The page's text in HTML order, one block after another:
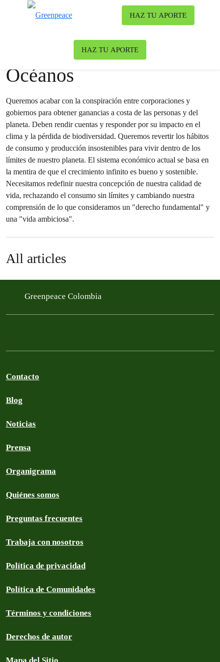
HAZ TU APORTE
HAZ TU APORTE
Océanos
Queremos acabar con la conspiración entre corporaciones y
gobiernos para obtener ganancias a costa de las personas y del
planeta. Deben rendir cuentas y responder por su impacto en el
clima y la pérdida de biodiversidad. Queremos revertir los hábitos
de consumo y producción insostenibles para vivir dentro de los
límites de nuestro planeta. El sistema económico actual se basa en
la mentira de que el crecimiento infinito es bueno y sostenible.
Necesitamos redefinir nuestra concepción de nuestra calidad de
vida, rechazando el consumo sin límites y cambiando nuestra
comprensión de lo que consideramos un "derecho fundamental" y
una "vida ambiciosa".
All articles
Greenpeace Colombia
Contacto
Blog
Noticias
Prensa
Organigrama
Quiénes somos
Preguntas frecuentes
Trabaja con nosotros
Política de privacidad
Política de Comunidades
Términos y condiciones
Derechos de autor